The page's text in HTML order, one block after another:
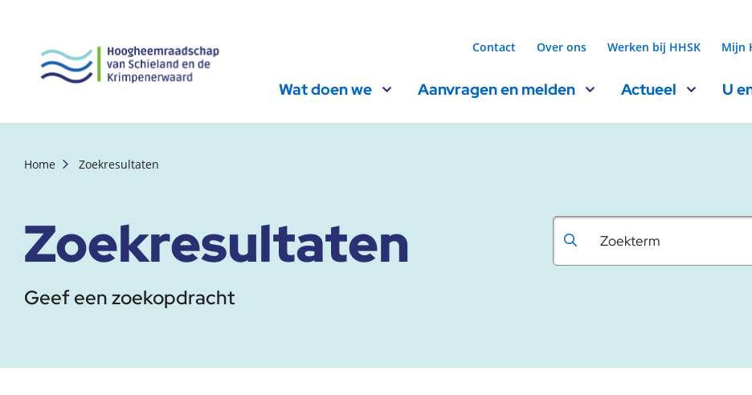
Contact Over ons Werken bij HHSK Mijn
Wat doen we Aanvragen en melden Actueel U
Home Zoekresultaten
Zoekresultaten
Geef een zoekopdracht